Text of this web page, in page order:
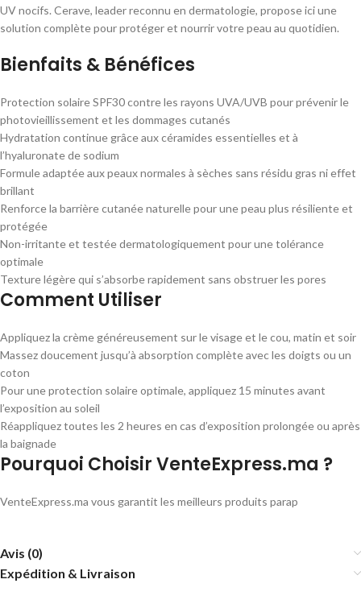
UV nocifs. Cerave, leader reconnu en dermatologie, propose ici une
solution complète pour protéger et nourrir votre peau au quotidien.
Bienfaits & Bénéfices
Protection solaire SPF30 contre les rayons UVA/UVB pour prévenir le
photovieillissement et les dommages cutanés
Hydratation continue grâce aux céramides essentielles et à
l’hyaluronate de sodium
Formule adaptée aux peaux normales à sèches sans résidu gras ni effet
brillant
Renforce la barrière cutanée naturelle pour une peau plus résiliente et
protégée
Non-irritante et testée dermatologiquement pour une tolérance
optimale
Texture légère qui s’absorbe rapidement sans obstruer les pores
Comment Utiliser
Appliquez la crème généreusement sur le visage et le cou, matin et soir
Massez doucement jusqu’à absorption complète avec les doigts ou un
coton
Pour une protection solaire optimale, appliquez 15 minutes avant
l’exposition au soleil
Réappliquez toutes les 2 heures en cas d’exposition prolongée ou après
la baignade
Pourquoi Choisir VenteExpress.ma ?
VenteExpress.ma vous garantit les meilleurs produits parap
Avis (0)
Expédition & Livraison